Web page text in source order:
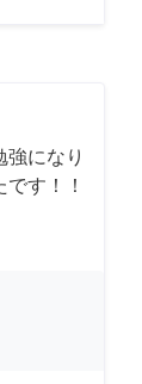
になり
す！！